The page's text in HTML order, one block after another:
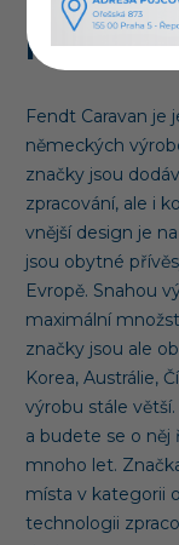
Fendt
Fendt Caravan je
německých
značky jsou
zpracování, ale i
vnější design je
jsou obytné
Evropě. Snahou
maximální
značky jsou ale
Korea, Austrálie,
výrobu stále
a budete se o něj
mnoho let.
místa v kategorii
technologii